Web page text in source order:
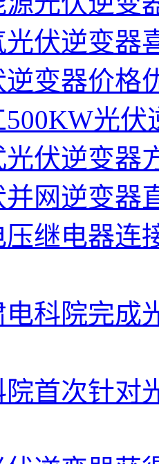
光伏逆变器
变器价格
光
伏逆变器
并网逆变器
继电器连
电科院完成
院首次针对